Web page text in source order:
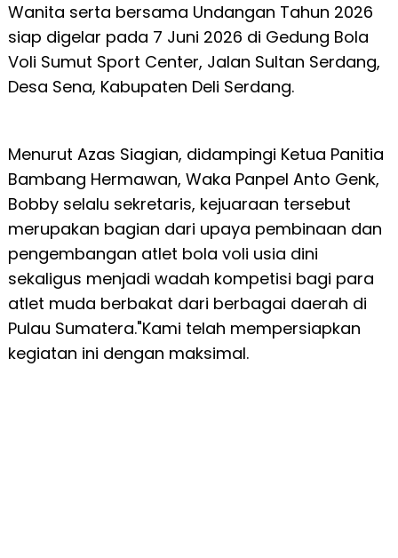
Wanita serta bersama Undangan Tahun 2026
siap digelar pada 7 Juni 2026 di Gedung Bola
Voli Sumut Sport Center, Jalan Sultan Serdang,
Desa Sena, Kabupaten Deli Serdang.
Menurut Azas Siagian, didampingi Ketua Panitia
Bambang Hermawan, Waka Panpel Anto Genk,
Bobby selalu sekretaris, kejuaraan tersebut
merupakan bagian dari upaya pembinaan dan
pengembangan atlet bola voli usia dini
sekaligus menjadi wadah kompetisi bagi para
atlet muda berbakat dari berbagai daerah di
Pulau Sumatera."Kami telah mempersiapkan
kegiatan ini dengan maksimal.